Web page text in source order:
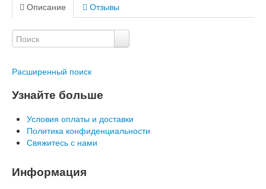
Описание Отзывы
Расширенный поиск
Узнайте больше
Условия оплаты и доставки
Политика конфиденциальности
Свяжитесь с нами
Информация